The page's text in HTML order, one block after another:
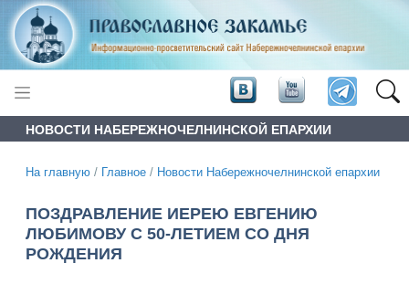
НОВОСТИ НАБЕРЕЖНОЧЕЛНИНСКОЙ ЕПАРХИИ
На главную / Главное / Новости Набережночелнинской епархии
ПОЗДРАВЛЕНИЕ ИЕРЕЮ ЕВГЕНИЮ
ЛЮБИМОВУ С 50-ЛЕТИЕМ СО ДНЯ
РОЖДЕНИЯ